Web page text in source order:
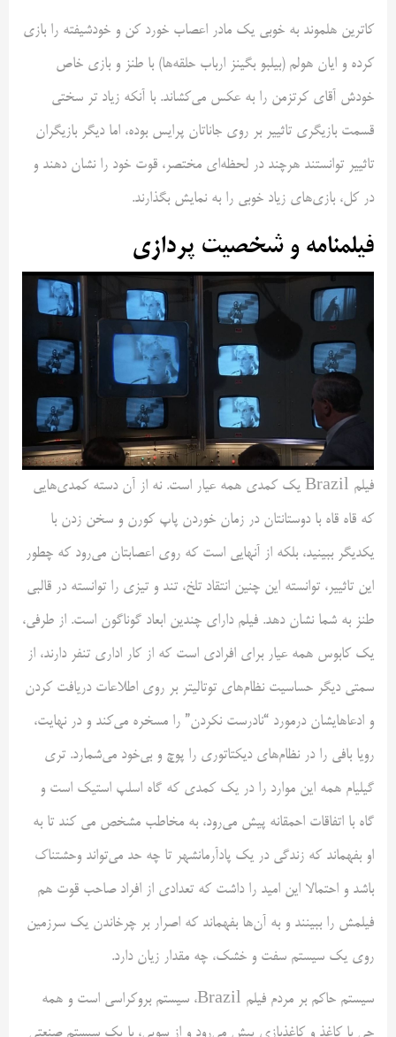
کاترین هلموند به خوبی یک مادر اعصاب خورد کن و خودشیفته را بازی
کرده و ایان هولم (بیلبو بگینز ارباب حلقه‌ها) با طنز و بازی خاص
خودش آقای کرتزمن را به عکس می‌کشاند. با آنکه زیاد تر سختی
قسمت بازیگری تاثییر بر روی جاناتان پرایس بوده، اما دیگر بازیگران
تاثییر توانستند هرچند در لحظه‌ای مختصر، قوت خود را نشان دهند و
در کل، بازی‌های زیاد خوبی را به نمایش بگذارند.
فیلمنامه و شخصیت پردازی
فیلم Brazil یک کمدی همه عیار است. نه از آن دسته کمدی‌هایی
که قاه قاه با دوستانتان در زمان خوردن پاپ کورن و سخن زدن با
یکدیگر ببینید، بلکه از آنهایی است که روی اعصابتان می‌رود که چطور
این تاثییر، توانسته این چنین انتقاد تلخ، تند و تیزی را توانسته در قالبی
طنز به شما نشان دهد. فیلم دارای چندین ابعاد گوناگون است. از طرفی،
یک کابوس همه عیار برای افرادی است که از کار اداری تنفر دارند، از
سمتی دیگر حساسیت نظام‌های توتالیتر بر روی اطلاعات دریافت کردن
و ادعاهایشان درمورد “نادرست نکردن” را مسخره می‌کند و در نهایت،
رویا بافی را در نظام‌های دیکتاتوری را پوچ و بی‌خود می‌شمارد. تری
گیلیام همه این موارد را در یک کمدی که گاه اسلپ استیک است و
گاه با اتفاقات احمقانه پیش می‌رود، به مخاطب مشخص می کند تا به
او بفهماند که زندگی در یک پادآرمانشهر تا چه حد می‌تواند وحشتناک
باشد و احتمالا این امید را داشت که تعدادی از افراد صاحب قوت هم
فیلمش را ببینند و به آن‌ها بفهماند که اصرار بر چرخاندن یک سرزمین
روی یک سیستم سفت و خشک، چه مقدار زیان دارد.
سیستم حاکم بر مردم فیلم Brazil، سیستم بروکراسی است و همه
چی با کاغذ و کاغذبازی پیش می‌رود و از سویی، با یک سیستم صنعتی